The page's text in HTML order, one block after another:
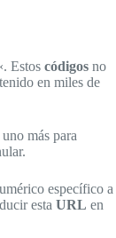
Estos códigos no
en miles de
más para
específico a
esta URL en